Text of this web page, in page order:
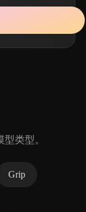
类型。
Grip